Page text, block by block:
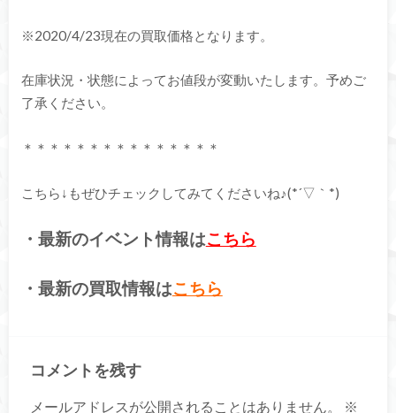
※2020/4/23現在の買取価格となります。
在庫状況・状態によってお値段が変動いたします。予めご
了承ください。
＊＊＊＊＊＊＊＊＊＊＊＊＊＊＊
こちら↓もぜひチェックしてみてくださいね♪(*´▽｀*)
・最新のイベント情報はこちら
・最新の買取情報はこちら
コメントを残す
メールアドレスが公開されることはありません。 ※